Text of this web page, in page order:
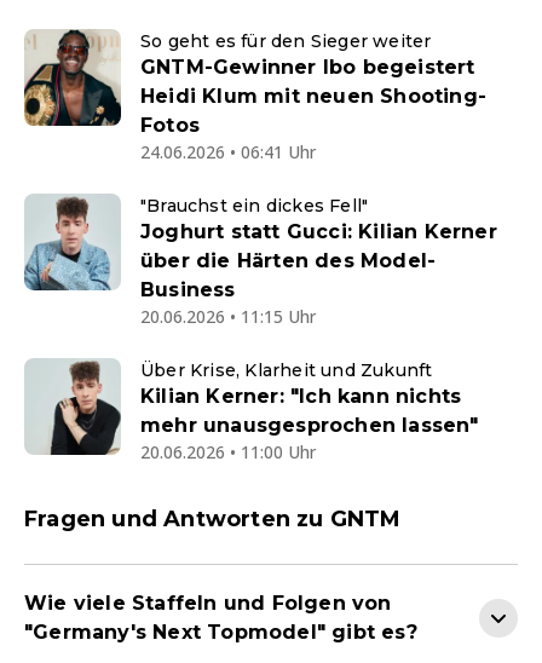
So geht es für den Sieger weiter
GNTM-Gewinner Ibo begeistert
Heidi Klum mit neuen Shooting-
Fotos
24.06.2026 • 06:41 Uhr
"Brauchst ein dickes Fell"
Joghurt statt Gucci: Kilian Kerner
über die Härten des Model-
Business
20.06.2026 • 11:15 Uhr
Über Krise, Klarheit und Zukunft
Kilian Kerner: "Ich kann nichts
mehr unausgesprochen lassen"
20.06.2026 • 11:00 Uhr
Fragen und Antworten zu GNTM
Wie viele Staffeln und Folgen von
"Germany's Next Topmodel" gibt es?